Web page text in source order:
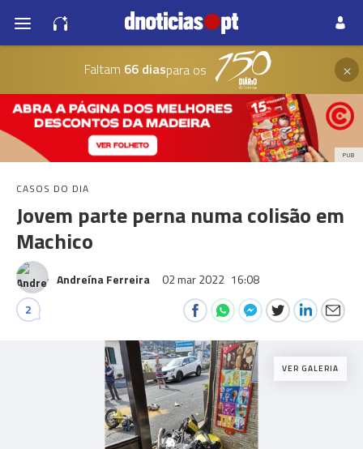
Faltam 66 diaspara os ×
PUB
CASOS DO DIA
Jovem parte perna numa colisão em
Machico
Andreína Ferreira 02 mar 2022 16:08
2
VER GALERIA